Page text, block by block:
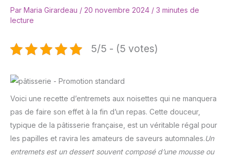
Par Maria Girardeau / 20 novembre 2024 / 3 minutes de
lecture
5/5 - (5 votes)
Voici une recette d’entremets aux noisettes qui ne manquera
pas de faire son effet à la fin d’un repas. Cette douceur,
typique de la pâtisserie française, est un véritable régal pour
les papilles et ravira les amateurs de saveurs automnales.Un
entremets est un dessert souvent composé d’une mousse ou